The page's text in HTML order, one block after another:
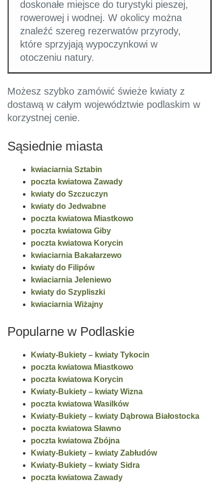
doskonałe miejsce do turystyki pieszej,
rowerowej i wodnej. W okolicy można
znaleźć szereg rezerwatów przyrody,
które sprzyjają wypoczynkowi w
otoczeniu natury.
Możesz szybko zamówić świeże kwiaty z
dostawą w całym województwie podlaskim w
korzystnej cenie.
Sąsiednie miasta
kwiaciarnia Sztabin
poczta kwiatowa Zawady
kwiaty do Szczuczyn
kwiaty do Jedwabne
poczta kwiatowa Miastkowo
poczta kwiatowa Giby
poczta kwiatowa Korycin
kwiaciarnia Bakałarzewo
kwiaty do Filipów
kwiaciarnia Jeleniewo
kwiaty do Szypliszki
kwiaciarnia Wiżajny
Popularne w Podlaskie
Kwiaty-Bukiety – kwiaty Tykocin
poczta kwiatowa Miastkowo
poczta kwiatowa Korycin
Kwiaty-Bukiety – kwiaty Wizna
poczta kwiatowa Wasilków
Kwiaty-Bukiety – kwiaty Dąbrowa Białostocka
poczta kwiatowa Sławno
poczta kwiatowa Zbójna
Kwiaty-Bukiety – kwiaty Zabłudów
Kwiaty-Bukiety – kwiaty Sidra
poczta kwiatowa Zawady